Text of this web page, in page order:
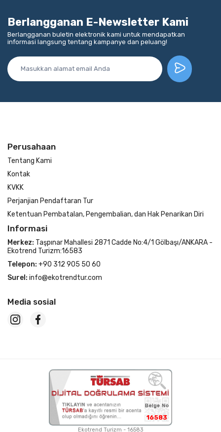
Berlangganan E-Newsletter Kami
Berlangganan buletin elektronik kami untuk mendapatkan
informasi langsung tentang kampanye dan peluang!
Perusahaan
Tentang Kami
Kontak
KVKK
Perjanjian Pendaftaran Tur
Ketentuan Pembatalan, Pengembalian, dan Hak Penarikan Diri
Informasi
Merkez: Taşpınar Mahallesi 2871 Cadde No:4/1 Gölbaşı/ANKARA -
Ekotrend Turizm:16583
Telepon: +90 312 905 50 60
Surel: info@ekotrendtur.com
Media sosial
16583
Ekotrend Turizm - 16583